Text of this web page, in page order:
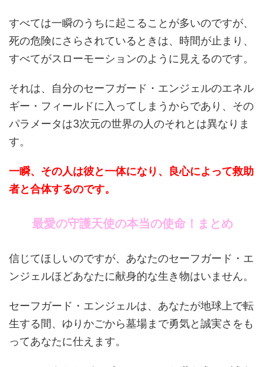
すべては一瞬のうちに起こることが多いのですが、
死の危険にさらされているときは、時間が止まり、
すべてがスローモーションのように見えるのです。
それは、自分のセーフガード・エンジェルのエネル
ギー・フィールドに入ってしまうからであり、その
パラメータは3次元の世界の人のそれとは異なりま
す。
一瞬、その人は彼と一体になり、良心によって救助
者と合体するのです。
最愛の守護天使の本当の使命！まとめ
信じてほしいのですが、あなたのセーフガード・エ
ンジェルほどあなたに献身的な生き物はいません。
セーフガード・エンジェルは、あなたが地球上で転
生する間、ゆりかごから墓場まで勇気と誠実さをも
ってあなたに仕えます。